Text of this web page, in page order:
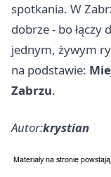
spotkania. W
dobrze - bo łączy
jednym, żywym
na podstawie:
Zabrzu.
Autor:krystian